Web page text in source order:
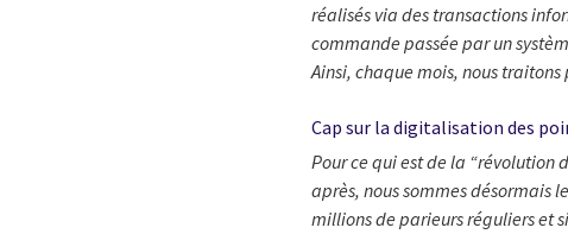
réalisés via des transactions
commande passée par un
Ainsi, chaque mois, nous
Cap sur la digitalisation des
Pour ce qui est de la “révolution
après, nous sommes désormais
millions de parieurs réguliers et